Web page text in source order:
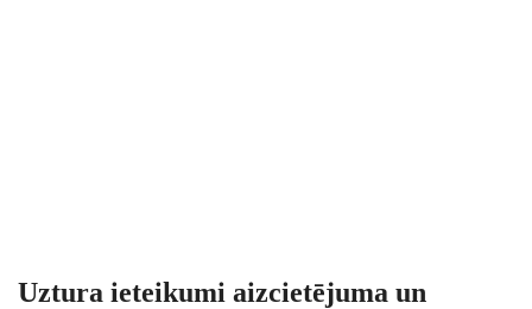
Uztura ieteikumi aizcietējuma un